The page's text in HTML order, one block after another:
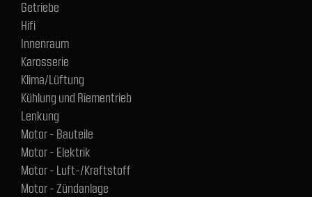
Getriebe
Hifi
Innenraum
Karosserie
Klima/Lüftung
Kühlung und Riementrieb
Lenkung
Motor - Bauteile
Motor - Elektrik
Motor - Luft-/Kraftstoff
Motor - Zündanlage